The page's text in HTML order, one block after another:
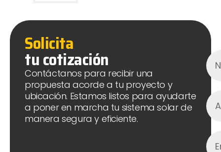
Solicita
tu cotización
Contáctanos para recibir una
propuesta acorde a tu proyecto y
ubicación. Estamos listos para ayudarte
a poner en marcha tu sistema solar de
manera segura y eficiente.